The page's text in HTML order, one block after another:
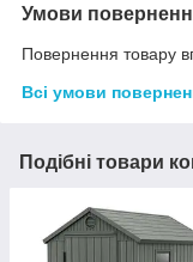
Умови
Повернення товару
Всі умови
Подібні товари